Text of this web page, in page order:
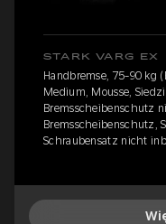
STARK VARG EX
Handbremse, 75-90 kg
Medium, Mousse,
Bremsscheibenschutz
Bremsscheibenschutz,
Schraubensatz nicht